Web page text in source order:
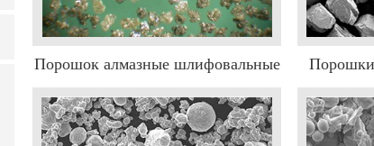
Порошок алмазные шлифовальные
на органических связках